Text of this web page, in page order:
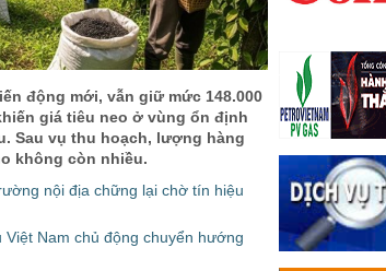
động mới, vẫn giữ mức 148.000
giá tiêu neo ở vùng ổn định
Sau vụ thu hoạch, lượng hàng
không còn nhiều.
nội địa chững lại chờ tín hiệu
Nam chủ động chuyển hướng